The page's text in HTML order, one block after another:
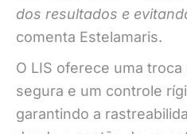
dos resultados e
comenta Estelamaris.
O LIS oferece uma
segura e um controle
garantindo a